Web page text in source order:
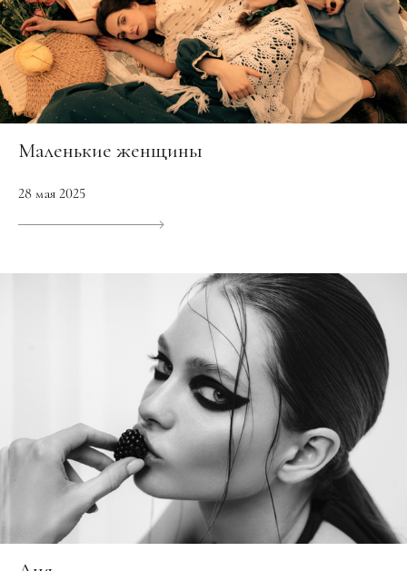
Маленькие женщины
28 мая 2025